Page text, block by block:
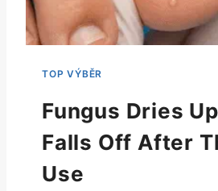
Fungus Dries
Falls Off After
Use